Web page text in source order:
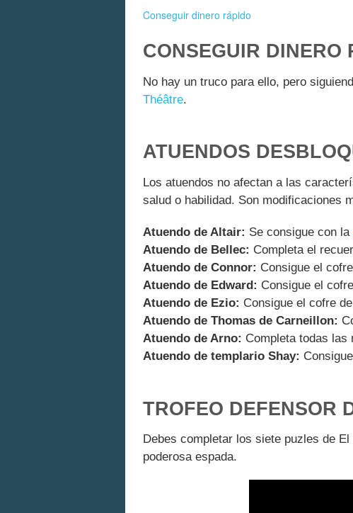
Conseguir dinero rápido
CONSEGUIR DINERO
No hay un truco para ello, pero
Théâtre.
ATUENDOS
Los atuendos no afectan a las
salud o habilidad. Son modificaciones
Atuendo de Altair: Se consigue con la
Atuendo de Bellec: Completa el
Atuendo de Connor: Consigue el
Atuendo de Edward: Consigue el
Atuendo de Ezio: Consigue el cofre
Atuendo de Thomas de Carneillon:
Atuendo de Arno: Completa todas las
Atuendo de templario Shay:
TROFEO DEFENSOR
Debes completar los siete puzles de
poderosa espada.